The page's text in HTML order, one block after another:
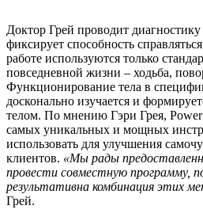
Доктор Грей проводит
фиксирует способность
работе используются только
повседневной жизни – ходьба,
Функционирование тела в
досконально изучается и
телом. По мнению Гэри Грея, Power
самых уникальных и мощных
использовать для улучшения
клиентов. «Мы рады
провести совместную программу,
результативна комбинация этих
Грей.